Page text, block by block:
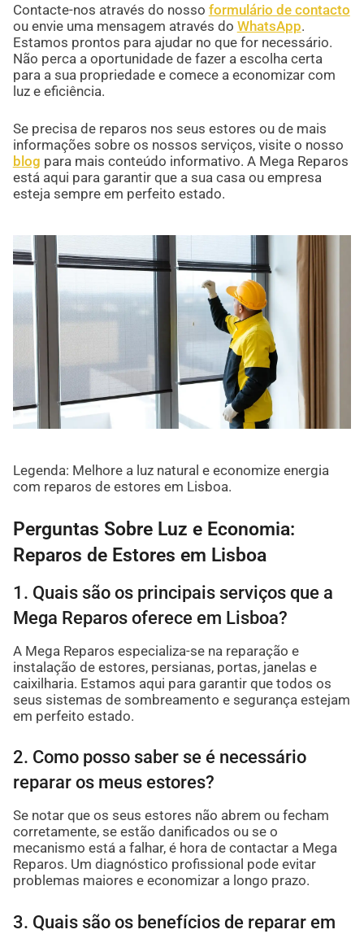
Contacte-nos através do nosso formulário de contacto
ou envie uma mensagem através do WhatsApp.
Estamos prontos para ajudar no que for necessário.
Não perca a oportunidade de fazer a escolha certa
para a sua propriedade e comece a economizar com
luz e eficiência.
Se precisa de reparos nos seus estores ou de mais
informações sobre os nossos serviços, visite o nosso
blog para mais conteúdo informativo. A Mega Reparos
está aqui para garantir que a sua casa ou empresa
esteja sempre em perfeito estado.
Legenda: Melhore a luz natural e economize energia
com reparos de estores em Lisboa.
Perguntas Sobre Luz e Economia:
Reparos de Estores em Lisboa
1. Quais são os principais serviços que a
Mega Reparos oferece em Lisboa?
A Mega Reparos especializa-se na reparação e
instalação de estores, persianas, portas, janelas e
caixilharia. Estamos aqui para garantir que todos os
seus sistemas de sombreamento e segurança estejam
em perfeito estado.
2. Como posso saber se é necessário
reparar os meus estores?
Se notar que os seus estores não abrem ou fecham
corretamente, se estão danificados ou se o
mecanismo está a falhar, é hora de contactar a Mega
Reparos. Um diagnóstico profissional pode evitar
problemas maiores e economizar a longo prazo.
3. Quais são os benefícios de reparar em